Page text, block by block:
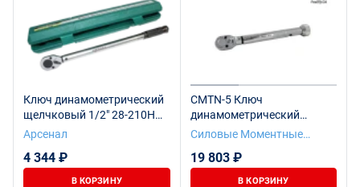
Ключ динамометрический
щелчковый 1/2" 28-210Нм
Арсенал 257-005
Арсенал
4 344 ₽
В КОРЗИНУ
CMTN-5 Ключ
динамометрический
предельного типа 1-5 Nm.
0,18 кг
Силовые Моментные
19 803 ₽
В КОРЗИНУ